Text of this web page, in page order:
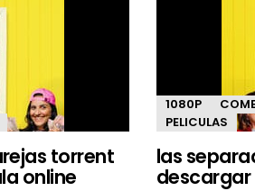
torrent
online
1080P
PELICULAS
las
descargar